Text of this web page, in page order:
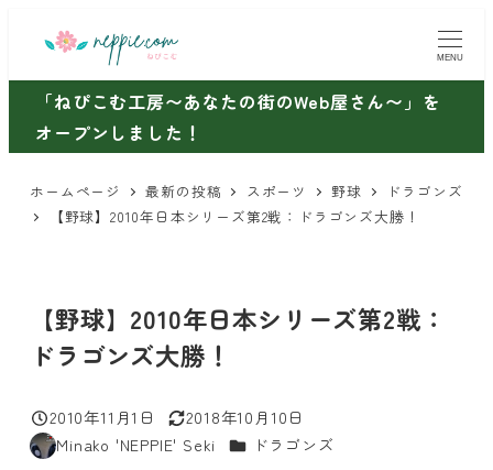
ン
ン
MENU
「ねぴこむ工房〜あなたの街のWeb屋さん〜」を
オープンしました！
ホームページ 最新の投稿 スポーツ 野球
ドラゴンズ
【野球】2010年日本シリーズ第2戦：ドラゴンズ大勝！
【野球】2010年日本シリーズ第2戦：
ドラゴンズ大勝！
投稿日
2010年11月1日
更新日
2018年10月10日
著
Minako 'NEPPIE' Seki カテゴリー
ドラゴンズ